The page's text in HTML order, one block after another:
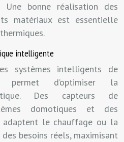
Une bonne réalisation des
matériaux est essentielle
intelligente
systèmes intelligents de
permet d’optimiser la
Des capteurs de
domotiques et des
le chauffage ou la
besoins réels, maximisant